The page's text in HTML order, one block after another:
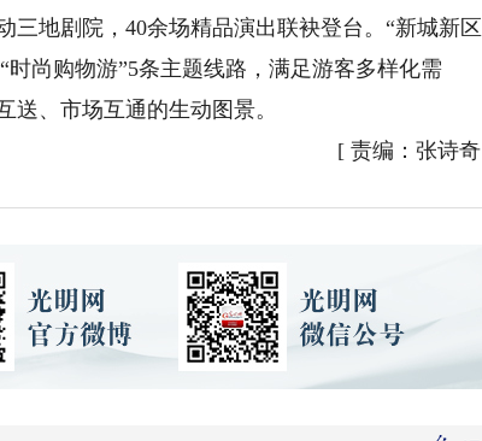
地剧院，40余场精品演出联袂登台。“新城新区
时尚购物游”5条主题线路，满足游客多样化需
送、市场互通的生动图景。
[ 责编：张诗奇